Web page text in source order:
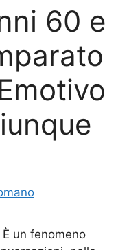
60 e
un fenomeno